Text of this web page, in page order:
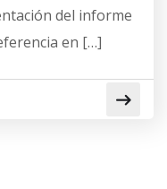
del informe
en […]